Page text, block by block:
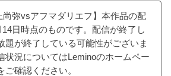
弥vsアフマダリエフ】本作品の配
日時点のものです。配信が終了し
題が終了している可能性がございま
状況についてはLeminoのホームペー
確認ください。